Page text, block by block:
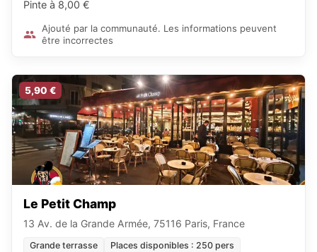
Pinte à 8,00 €
Ajouté par la communauté. Les informations peuvent
être incorrectes
5,90 €
Le Petit Champ
13 Av. de la Grande Armée, 75116 Paris, France
Grande terrasse
Places disponibles : 250 pers